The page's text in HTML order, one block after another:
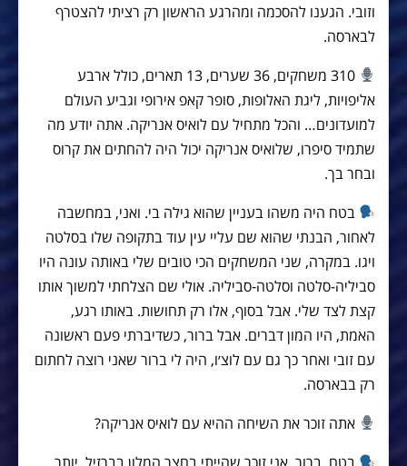
וזובי. הגענו להסכמה ומהרגע הראשון רק רציתי להצטרף
לבארסה.
310 משחקים, 36 שערים, 13 תארים, כולל ארבע
אליפויות, ליגת האלופות, סופר קאפ אירופי וגביע העולם
למועדונים… והכל מתחיל עם לואיס אנריקה. אתה יודע מה
שתמיד סיפרו, שלואיס אנריקה יכול היה להחתים את קרוס
ובחר בך.
בטח היה משהו בעניין שהוא גילה בי. ואני, במחשבה
לאחור, הבנתי שהוא שם עליי עין עוד בתקופה שלו בסלטה
ויגו. במקרה, שני המשחקים הכי טובים שלי באותה עונה היו
סביליה-סלטה וסלטה-סביליה. אולי שם הצלחתי למשוך אותו
קצת לצד שלי. אבל בסוף, אלו רק תחושות. באותו רגע,
האמת, היו המון דברים. אבל ברור, כשדיברתי פעם ראשונה
עם זובי ואחר כך גם עם לוצ׳ו, היה לי ברור שאני רוצה לחתום
רק בבארסה.
אתה זוכר את השיחה ההיא עם לואיס אנריקה?
בטח, ברור. אני זוכר שהייתי בחצר המלון בברזיל. יותר